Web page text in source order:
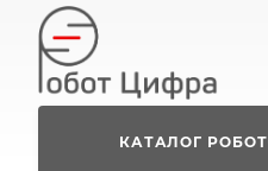
КАТАЛОГ